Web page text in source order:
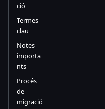
ció
Termes
clau
Notes
importa
nts
Procés
de
migració